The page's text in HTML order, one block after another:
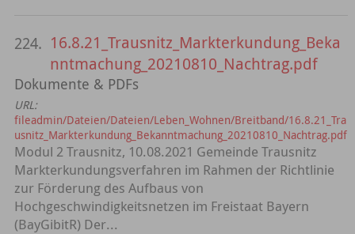
224. 16.8.21_Trausnitz_Markterkundung_Beka
nntmachung_20210810_Nachtrag.pdf
Dokumente & PDFs
URL:
fileadmin/Dateien/Dateien/Leben_Wohnen/Breitband/16.8.21_Tra
usnitz_Markterkundung_Bekanntmachung_20210810_Nachtrag.pdf
Modul 2 Trausnitz, 10.08.2021 Gemeinde Trausnitz
Markterkundungsverfahren im Rahmen der Richtlinie
zur Förderung des Aufbaus von
Hochgeschwindigkeitsnetzen im Freistaat Bayern
(BayGibitR) Der...